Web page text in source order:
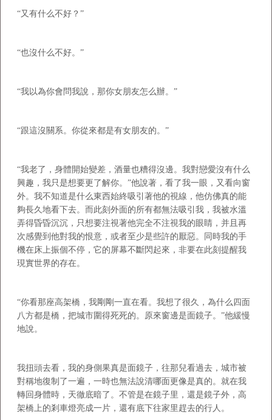
“又有什么不好？”
“也沒什么不好。”
“我以為你會問我說，那你女朋友怎么辦。”
“跟這沒關系。你從來都是有女朋友的。”
“我老了，身體開始變差，酒量也糟得沒邊。我對戀愛沒有什么
興趣，我只是想要更了解你。”他說著，看了我一眼，又看向窗
外。我不知道是什么東西始終吸引著他的視線，他仿佛真的能
夠長久地看下去。而此刻外面的所有都無法吸引我，我被水溫
弄得昏昏沉沉，只想要注視著他完全不注視我的眼睛，并且再
次感覺到他對我的恨意，或者至少是些許的厭惡。同時我的手
機在床上振個不停，它的屏幕不斷閃起來，非要在此刻提醒我
現實世界的存在。
“你看那座高架橋，我剛剛一直在看。我想了很久，為什么四面
八方都是橋，把城市圍得死死的。原來窗邊是面鏡子。”他緩慢
地說。
我扭頭去看，我的身側果真是面鏡子，往那兒看過去，城市被
對稱地復制了一遍，一時也無法說清哪面更像是真的。就在我
轉回身體時，天徹底暗了。不管是在鏡子里，還是鏡子外，高
架橋上的剎車燈亮成一片，還有底下往家里趕去的行人。